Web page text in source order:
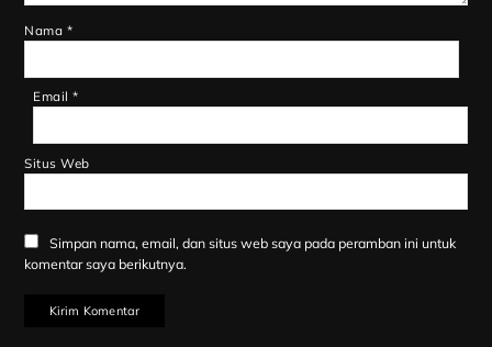
Nama *
Email*
Situs Web
Simpan nama, email, dan situs web saya pada peramban ini untuk
komentar saya berikutnya.